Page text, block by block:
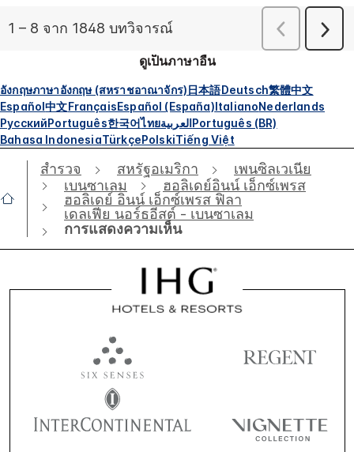
ดูเป็นภาษาอื่น
อังกฤษภาษาอังกฤษ (สหราชอาณาจักร)日本語Deutsch繁體中文
Español中文FrançaisEspañol (España)ItalianoNederlands
РусскийPortuguês한국어ไทยالعربيةPortuguês (BR)
Bahasa IndonesiaTürkçePolskiTiếng Việt
สำรวจ สหรัฐอเมริกา
เพนซิลเวเนีย
เบนซาเลม
ฮอลิเดย์อินน์ เอ็กซ์เพรส
ฮอลิเดย์ อินน์ เอ็กซ์เพรส ฟิลา
เดลเฟีย นอร์ธอีสต์ - เบนซาเลม
การแสดงความเห็น